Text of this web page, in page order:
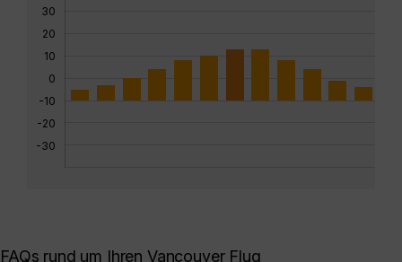
30
20
10
0
-10
-20
-30
FAQs rund um Ihren Vancouver Flug